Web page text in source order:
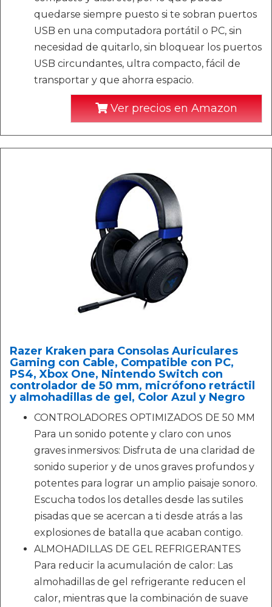
quedarse siempre puesto si te sobran puertos
USB en una computadora portátil o PC, sin
necesidad de quitarlo, sin bloquear los puertos
USB circundantes, ultra compacto, fácil de
transportar y que ahorra espacio.
Ver precios en Amazon
Razer Kraken para Consolas Auriculares
Gaming con Cable, Compatible con PC,
PS4, Xbox One, Nintendo Switch con
controlador de 50 mm, micrófono retráctil
y almohadillas de gel, Color Azul y Negro
CONTROLADORES OPTIMIZADOS DE 50 MM
Para un sonido potente y claro con unos
graves inmersivos: Disfruta de una claridad de
sonido superior y de unos graves profundos y
potentes para lograr un amplio paisaje sonoro.
Escucha todos los detalles desde las sutiles
pisadas que se acercan a ti desde atrás a las
explosiones de batalla que acaban contigo.
ALMOHADILLAS DE GEL REFRIGERANTES
Para reducir la acumulación de calor: Las
almohadillas de gel refrigerante reducen el
calor, mientras que la combinación de suave